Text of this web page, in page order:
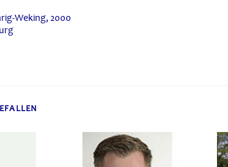
Weking, 2000